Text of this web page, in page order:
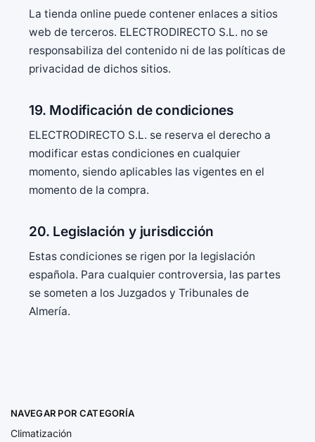
La tienda online puede contener enlaces a sitios
web de terceros. ELECTRODIRECTO S.L. no se
responsabiliza del contenido ni de las políticas de
privacidad de dichos sitios.
19. Modificación de condiciones
ELECTRODIRECTO S.L. se reserva el derecho a
modificar estas condiciones en cualquier
momento, siendo aplicables las vigentes en el
momento de la compra.
20. Legislación y jurisdicción
Estas condiciones se rigen por la legislación
española. Para cualquier controversia, las partes
se someten a los Juzgados y Tribunales de
Almería.
NAVEGAR POR CATEGORÍA
Climatización